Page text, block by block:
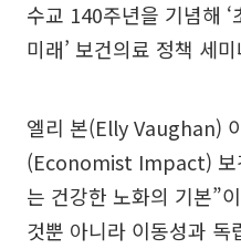
수교 140주년을 기념해
미래’ 보건의료 정책 세
엘리 본(Elly Vaughan)
(Economist Impact) 보
는 건강한 노화의 기본”
것뿐 아니라 이동성과